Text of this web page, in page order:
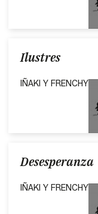
Ilustres
IÑAKI Y FRENCHY
Desesperanza
IÑAKI Y FRENCHY